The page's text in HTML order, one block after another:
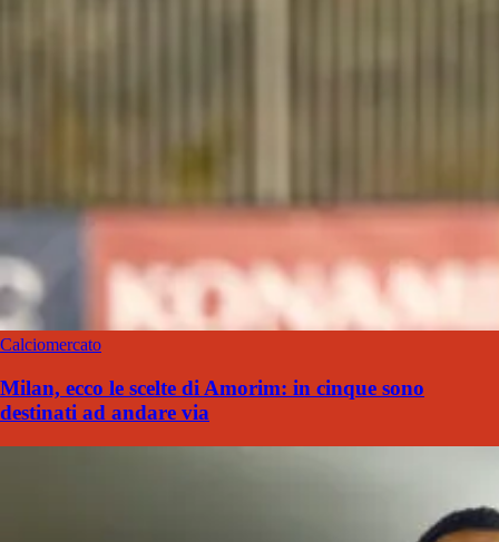
Calciomercato
Milan, ecco le scelte di Amorim: in cinque sono
destinati ad andare via